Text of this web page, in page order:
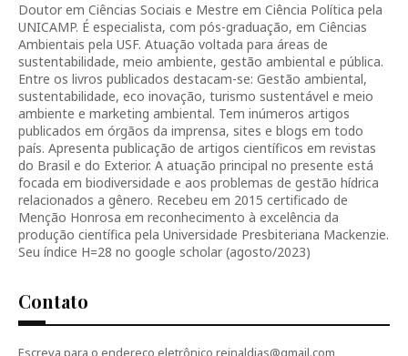
Doutor em Ciências Sociais e Mestre em Ciência Política pela
UNICAMP. É especialista, com pós-graduação, em Ciências
Ambientais pela USF. Atuação voltada para áreas de
sustentabilidade, meio ambiente, gestão ambiental e pública.
Entre os livros publicados destacam-se: Gestão ambiental,
sustentabilidade, eco inovação, turismo sustentável e meio
ambiente e marketing ambiental. Tem inúmeros artigos
publicados em órgãos da imprensa, sites e blogs em todo
país. Apresenta publicação de artigos científicos em revistas
do Brasil e do Exterior. A atuação principal no presente está
focada em biodiversidade e aos problemas de gestão hídrica
relacionados a gênero. Recebeu em 2015 certificado de
Menção Honrosa em reconhecimento à excelência da
produção científica pela Universidade Presbiteriana Mackenzie.
Seu índice H=28 no google scholar (agosto/2023)
Contato
Escreva para o endereço eletrônico reinaldias@gmail.com